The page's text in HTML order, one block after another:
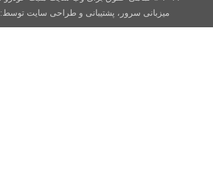
میزبانی سرور، پشتیبانی و طراحی سایت توسط: